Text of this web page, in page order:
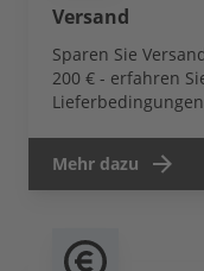
Versand
Sparen Sie
200 € - erfahren
Mehr dazu